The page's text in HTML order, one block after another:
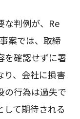
な判例が、Re
案では、取締
を確認せずに署
り、会社に損害
の行為は過失で
て期待される